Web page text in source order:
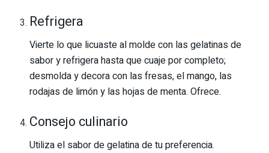
Refrigera
Vierte lo que licuaste al molde con las gelatinas de
sabor y refrigera hasta que cuaje por completo;
desmolda y decora con las fresas, el mango, las
rodajas de limón y las hojas de menta. Ofrece.
Consejo culinario
Utiliza el sabor de gelatina de tu preferencia.